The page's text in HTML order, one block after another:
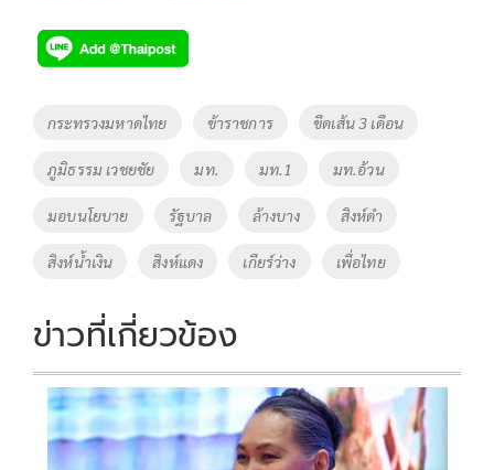
e
b
o
k
tt
er
p
y
Li
Tags
กระทรวงมหาดไทย ข้าราชการ ขีดเส้น 3 เดือน
ภูมิธรรม เวชยชัย มท. มท.1 มท.อ้วน
มอบนโยบาย รัฐบาล ล้างบาง สิงห์ดำ
สิงห์น้ำเงิน สิงห์แดง เกียร์ว่าง เพื่อไทย
ข่าวที่เกี่ยวข้อง